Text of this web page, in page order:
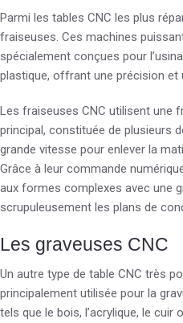
Parmi les tables CNC les plus
fraiseuses. Ces machines
spécialement conçues pour
plastique, offrant une précision et
Les fraiseuses CNC utilisent une
principal, constituée de plusieurs
grande vitesse pour enlever la
Grâce à leur commande
aux formes complexes avec une
scrupuleusement les plans de
Les graveuses CNC
Un autre type de table CNC très
principalement utilisée pour la
tels que le bois, l’acrylique, le cuir